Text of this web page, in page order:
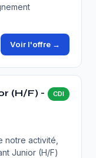
Voir l'offre →
(H/F) -
CDI
notre activité,
Junior (H/F)